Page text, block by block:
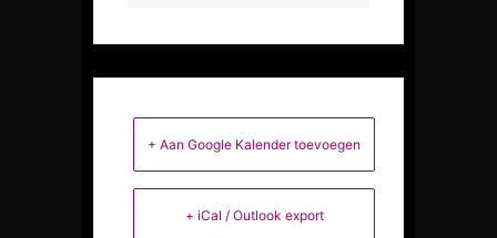
+ Aan Google Kalender toevoegen
+ iCal / Outlook export